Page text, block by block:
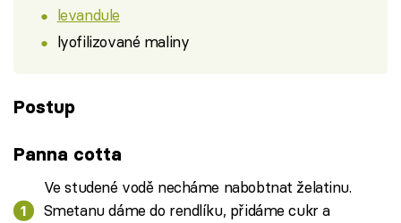
levandule
lyofilizované maliny
Postup
Panna cotta
Ve studené vodě necháme nabobtnat želatinu.
Smetanu dáme do rendlíku, přidáme cukr a